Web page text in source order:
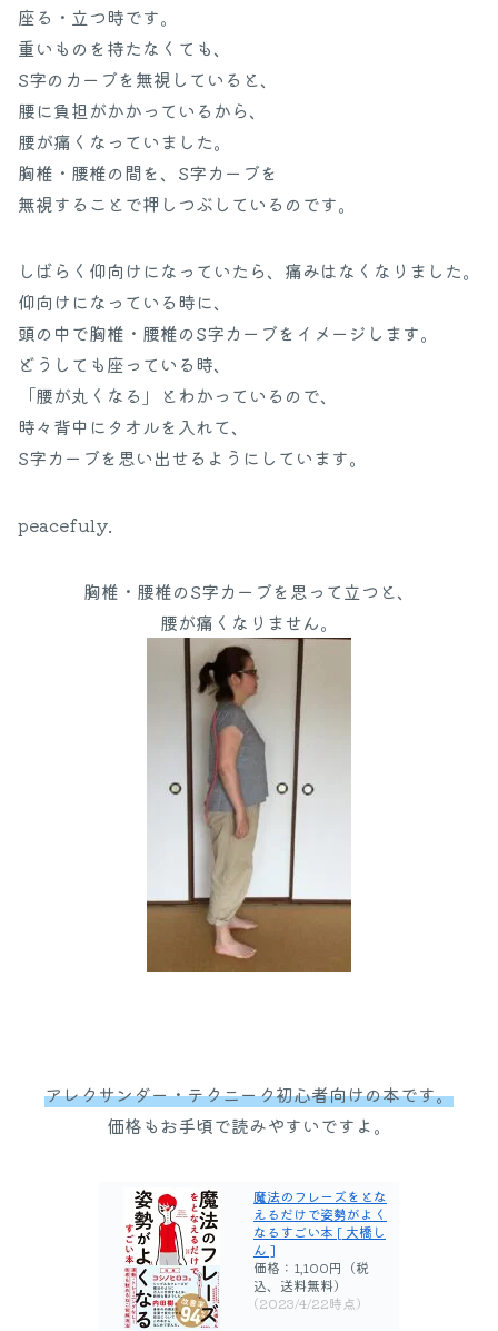
座る・立つ時です。
重いものを持たなくても、
S字のカーブを無視していると、
腰に負担がかかっているから、
腰が痛くなっていました。
胸椎・腰椎の間を、S字カーブを
無視することで押しつぶしているのです。
しばらく仰向けになっていたら、痛みはなくなりました。
仰向けになっている時に、
頭の中で胸椎・腰椎のS字カーブをイメージします。
どうしても座っている時、
「腰が丸くなる」とわかっているので、
時々背中にタオルを入れて、
S字カーブを思い出せるようにしています。
peacefuly.
胸椎・腰椎のS字カーブを思って立つと、
腰が痛くなりません。
アレクサンダー・テクニーク初心者向けの本です。
価格もお手頃で読みやすいですよ。
魔法のフレーズをとな
えるだけで姿勢がよく
なるすごい本 [ 大橋し
ん ]
価格：1,100円（税
込、送料無料)
(2023/4/22時点)